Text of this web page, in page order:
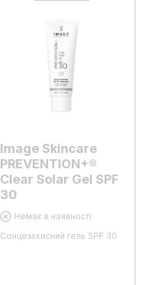
Image Skincare
PREVENTION+®
Clear Solar Gel SPF
30
Немає в наявності
Сонцезахисний гель SPF 30